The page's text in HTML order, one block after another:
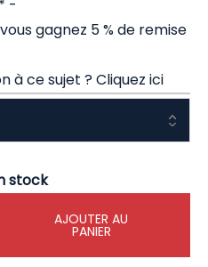
-
gagnez 5 % de remise
à ce sujet ?Cliquez ici
stock
AJOUTER AU
PANIER